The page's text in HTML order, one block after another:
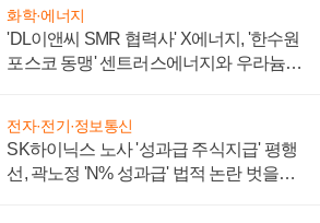
화학·에너지
'DL이앤씨 SMR 협력사' X에너지, '한수원
포스코 동맹' 센트러스에너지와 우라늄
전자·전기·정보통신
SK하이닉스 노사 '성과급 주식지급' 평행
선, 곽노정 'N% 성과급' 법적 논란 벗을지